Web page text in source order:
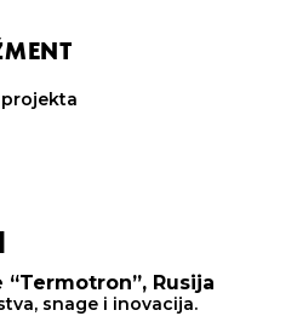
Rusija
snage i inovacija.